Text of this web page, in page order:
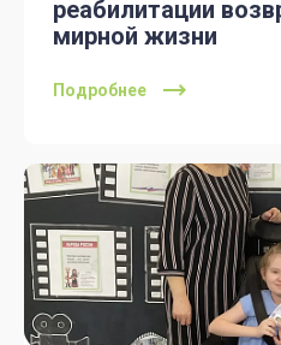
реабилитации
мирной жизни
Подробнее